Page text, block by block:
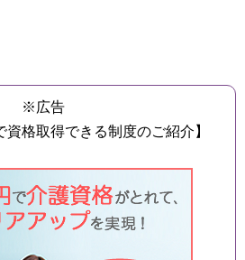
※広告
資格取得できる制度のご紹介】